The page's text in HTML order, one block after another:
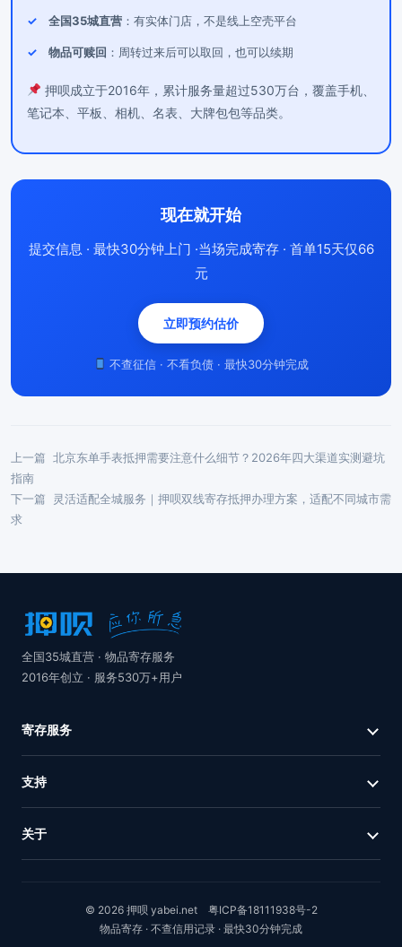
全国35城直营 ：有实体门店，不是线上空壳平台
物品可赎回 ：周转过来后可以取回，也可以续期
押呗成立于2016年，累计服务量超过530万台，覆盖手机、
笔记本、平板、相机、名表、大牌包包等品类。
现在就开始
提交信息 · 最快30分钟上门 ·当场完成寄存 · 首单15天仅66
元
立即预约估价
不查征信 · 不看负债 · 最快30分钟完成
上一篇 北京东单手表抵押需要注意什么细节？2026年四大渠道实测避坑
指南
下一篇
灵活适配全城服务｜押呗双线寄存抵押办理方案，适配不同城市需
求
全国35城直营 · 物品寄存服务
2016年创立 · 服务530万+用户
寄存服务
支持
关于
© 2026 押呗 yabei.net 粤ICP备18111938号-2
物品寄存 · 不查信用记录 · 最快30分钟完成